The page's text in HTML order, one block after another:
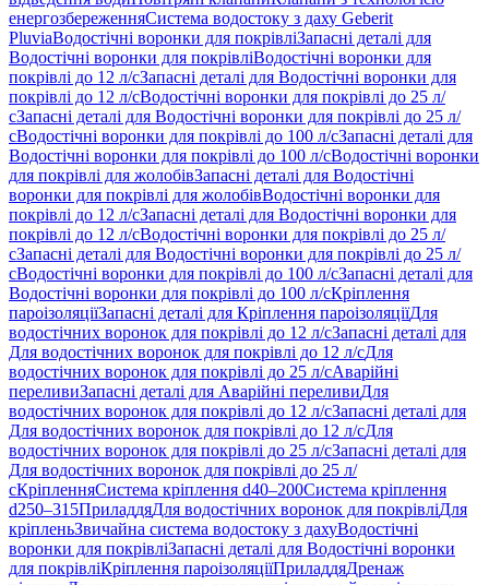
енергозбереженняСистема водостоку з даху Geberit
PluviaВодостічні воронки для покрівліЗапасні деталі для
Водостічні воронки для покрівліВодостічні воронки для
покрівлі до 12 л/сЗапасні деталі для Водостічні воронки для
покрівлі до 12 л/сВодостічні воронки для покрівлі до 25 л/
сЗапасні деталі для Водостічні воронки для покрівлі до 25 л/
сВодостічні воронки для покрівлі до 100 л/сЗапасні деталі для
Водостічні воронки для покрівлі до 100 л/сВодостічні воронки
для покрівлі для жолобівЗапасні деталі для Водостічні
воронки для покрівлі для жолобівВодостічні воронки для
покрівлі до 12 л/сЗапасні деталі для Водостічні воронки для
покрівлі до 12 л/сВодостічні воронки для покрівлі до 25 л/
сЗапасні деталі для Водостічні воронки для покрівлі до 25 л/
сВодостічні воронки для покрівлі до 100 л/сЗапасні деталі для
Водостічні воронки для покрівлі до 100 л/сКріплення
пароізоляціїЗапасні деталі для Кріплення пароізоляціїДля
водостічних воронок для покрівлі до 12 л/сЗапасні деталі для
Для водостічних воронок для покрівлі до 12 л/сДля
водостічних воронок для покрівлі до 25 л/сАварійні
переливиЗапасні деталі для Аварійні переливиДля
водостічних воронок для покрівлі до 12 л/сЗапасні деталі для
Для водостічних воронок для покрівлі до 12 л/сДля
водостічних воронок для покрівлі до 25 л/сЗапасні деталі для
Для водостічних воронок для покрівлі до 25 л/
сКріпленняСистема кріплення d40–200Система кріплення
d250–315ПриладдяДля водостічних воронок для покрівліДля
кріпленьЗвичайна система водостоку з дахуВодостічні
воронки для покрівліЗапасні деталі для Водостічні воронки
для покрівліКріплення пароізоляціїПриладдяДренаж